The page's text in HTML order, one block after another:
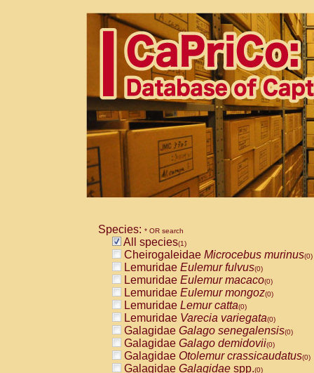
Species: * OR search
All species(1)
Cheirogaleidae Microcebus murinus(0)
Lemuridae Eulemur fulvus(0)
Lemuridae Eulemur macaco(0)
Lemuridae Eulemur mongoz(0)
Lemuridae Lemur catta(0)
Lemuridae Varecia variegata(0)
Galagidae Galago senegalensis(0)
Galagidae Galago demidovii(0)
Galagidae Otolemur crassicaudatus(0)
Galagidae Galagidae spp.(0)